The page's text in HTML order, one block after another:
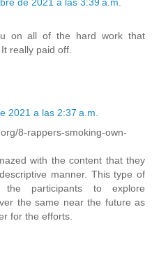
on all of the hard work that
really paid off.
2021 a las 2:37 a.m.
8-rappers-smoking-own-
with the content that they
manner. This type of
the participants to explore
the same near the future as
for the efforts.